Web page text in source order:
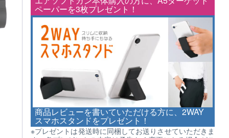
ペーパーを3枚プレゼント！
商品レビューを書いていただける方に、2WAY
スマホスタンドをプレゼント！
※プレゼントは発送時に同梱してお送りさせていただきま